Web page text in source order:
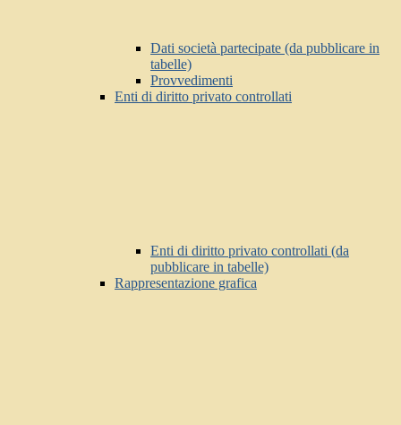
Dati società partecipate (da pubblicare in
tabelle)
Provvedimenti
Enti di diritto privato controllati
Enti di diritto privato controllati (da
pubblicare in tabelle)
Rappresentazione grafica